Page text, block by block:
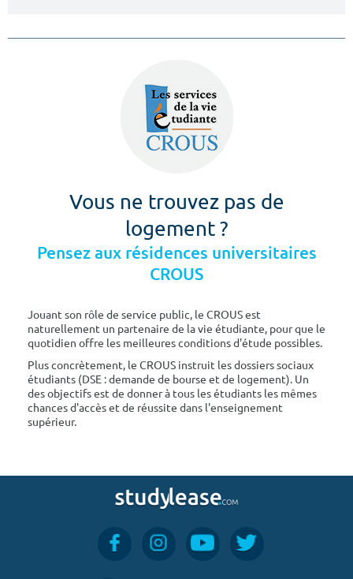
Vous ne trouvez pas de
logement ?
Pensez aux résidences universitaires
CROUS
Jouant son rôle de service public, le CROUS est
naturellement un partenaire de la vie étudiante, pour que le
quotidien offre les meilleures conditions d'étude possibles.
Plus concrètement, le CROUS instruit les dossiers sociaux
étudiants (DSE : demande de bourse et de logement). Un
des objectifs est de donner à tous les étudiants les mêmes
chances d'accès et de réussite dans l'enseignement
supérieur.